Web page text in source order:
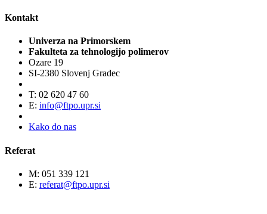
Kontakt
Univerza na Primorskem
Fakulteta za tehnologijo polimerov
Ozare 19
SI-2380 Slovenj Gradec
T: 02 620 47 60
E: info@ftpo.upr.si
Kako do nas
Referat
M: 051 339 121
E: referat@ftpo.upr.si